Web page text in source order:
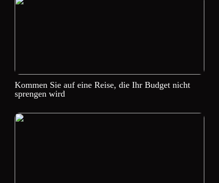
Kommen Sie auf eine Reise, die Ihr Budget nicht
sprengen wird